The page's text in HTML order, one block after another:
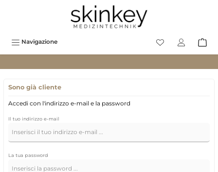
Navigazione
Sono già cliente
Accedi con l'indirizzo e-mail e la password
Il tuo indirizzo e-mail
La tua password